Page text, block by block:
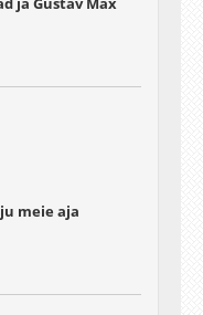
meie aja